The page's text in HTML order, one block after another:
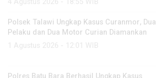
Polsek Talawi Ungkap Kasus Curanmor, Dua
Pelaku dan Dua Motor Curian Diamankan